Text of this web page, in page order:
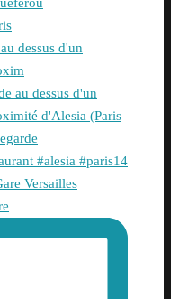
dessus d'un
Versailles